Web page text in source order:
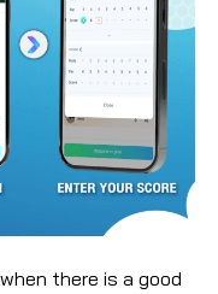
there is a good